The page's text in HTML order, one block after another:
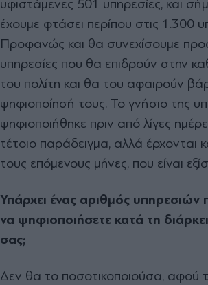
υφιστάμενες 501 υπηρεσίες, και
έχουμε φτάσει περίπου στις 1.300
Προφανώς και θα συνεχίσουμε
υπηρεσίες που θα επιδρούν στην
του πολίτη και θα του αφαιρούν
ψηφιοποίησή τους. Το γνήσιο της
ψηφιοποιήθηκε πριν από λίγες
τέτοιο παράδειγμα, αλλά έρχονται
τους επόμενους μήνες, που είναι
Υπάρχει ένας αριθμός υπηρεσιών
να ψηφιοποιήσετε κατά τη
σας;
Δεν θα το ποσοτικοποιούσα, αφού